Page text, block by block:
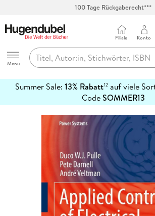
Abholung in über 100 Filialen
Hugendubel
Menu
Filiale Konto
Summer Sale: 13% Rabatt12auf viele
CodeSOMMER13
erfahren